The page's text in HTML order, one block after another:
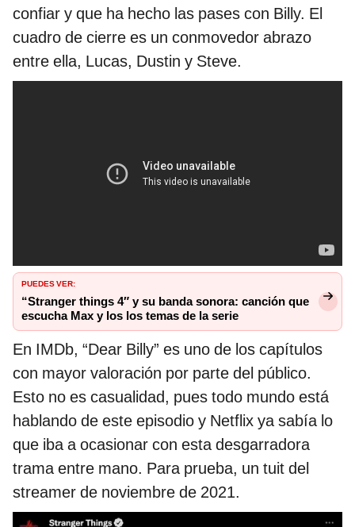
confiar y que ha hecho las pases con Billy. El
cuadro de cierre es un conmovedor abrazo
entre ella, Lucas, Dustin y Steve.
PUEDES VER:
“Stranger things 4″ y su banda sonora: canción que
escucha Max y los los temas de la serie
En IMDb, “Dear Billy” es uno de los capítulos
con mayor valoración por parte del público.
Esto no es casualidad, pues todo mundo está
hablando de este episodio y Netflix ya sabía lo
que iba a ocasionar con esta desgarradora
trama entre mano. Para prueba, un tuit del
streamer de noviembre de 2021.